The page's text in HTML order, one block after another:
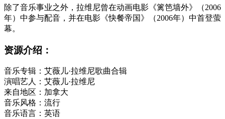
除了音乐事业之外，拉维尼曾在动画电影《篱笆墙外》（2006
年）中参与配音，并在电影《快餐帝国》（2006年）中首登萤
幕。
资源介绍：
音乐专辑：艾薇儿·拉维尼歌曲合辑
演唱艺人：艾薇儿·拉维尼
来自地区：加拿大
音乐风格：流行
音乐语言：英语